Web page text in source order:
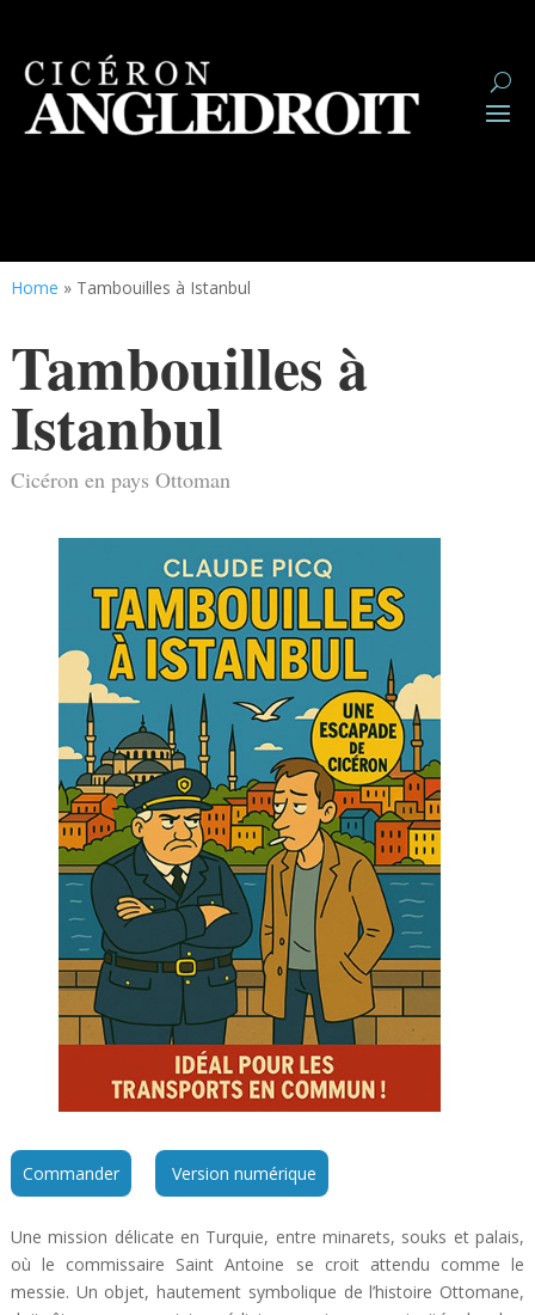
Home » Tambouilles à Istanbul
Tambouilles à
Istanbul
Cicéron en pays Ottoman
Commander Version numérique
Une mission délicate en Turquie, entre minarets, souks et palais,
où le commissaire Saint Antoine se croit attendu comme le
messie. Un objet, hautement symbolique de l’histoire Ottomane,